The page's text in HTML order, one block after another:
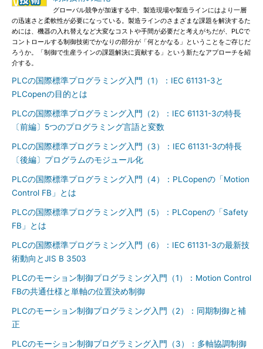
グローバル競争が加速する中、製造現場や製造ラインにはより一層
の迅速さと柔軟性が必要になっている。製造ラインのさまざまな課題を解決するた
めには、機器の入れ替えなど大変なコストや手間が必要だと考えがちだが、PLCで
コントロールする制御技術でかなりの部分が「何とかなる」ということをご存じだ
ろうか。「制御で生産ラインの課題解決に貢献する」という新たなアプローチを紹
介する。
PLCの国際標準プログラミング入門（1）：IEC 61131-3と
PLCopenの目的とは
PLCの国際標準プログラミング入門（2）：IEC 61131-3の特長
〔前編〕5つのプログラミング言語と変数
PLCの国際標準プログラミング入門（3）：IEC 61131-3の特長
〔後編〕プログラムのモジュール化
PLCの国際標準プログラミング入門（4）：PLCopenの「Motion
Control FB」とは
PLCの国際標準プログラミング入門（5）：PLCopenの「Safety
FB」とは
PLCの国際標準プログラミング入門（6）：IEC 61131-3の最新技
術動向とJIS B 3503
PLCのモーション制御プログラミング入門（1）：Motion Control
FBの共通仕様と単軸の位置決め制御
PLCのモーション制御プログラミング入門（2）：同期制御と補
正
PLCのモーション制御プログラミング入門（3）：多軸協調制御